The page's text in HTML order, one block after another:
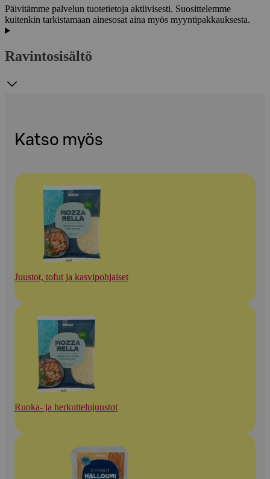
Päivitämme palvelun tuotetietoja aktiivisesti. Suosittelemme
kuitenkin tarkistamaan ainesosat aina myös myyntipakkauksesta.
Ravintosisältö
Katso myös
Juustot, tofut ja kasvipohjaiset
Ruoka- ja herkuttelujuustot